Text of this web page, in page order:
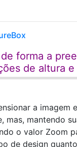
forma a
de altura
a imagem
mas, mantendo
o valor Zoom
de design